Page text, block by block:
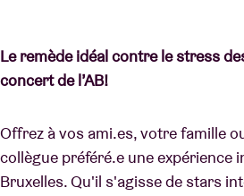
À propos de l'AB
Le remède idéal contre le stress
concert de l’AB!
Offrez à vos ami.es, votre famille
collègue préféré.e une expérience
Bruxelles. Qu'il s'agisse de stars